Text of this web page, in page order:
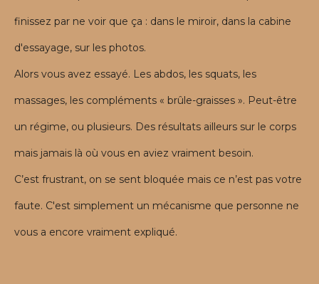
finissez par ne voir que ça : dans le miroir, dans la cabine
d'essayage, sur les photos.
Alors vous avez essayé. Les abdos, les squats, les
massages, les compléments « brûle-graisses ». Peut-être
un régime, ou plusieurs. Des résultats ailleurs sur le corps
mais jamais là où vous en aviez vraiment besoin.
C’est frustrant, on se sent bloquée mais ce n’est pas votre
faute. C'est simplement un mécanisme que personne ne
vous a encore vraiment expliqué.